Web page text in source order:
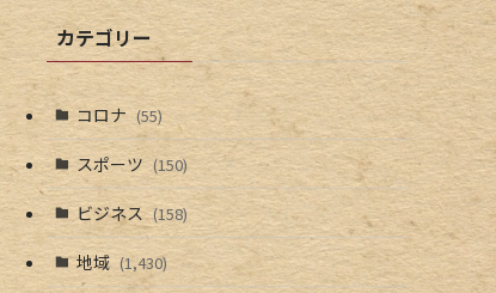
カテゴリー
コロナ (55)
スポーツ (150)
ビジネス (158)
地域 (1,430)